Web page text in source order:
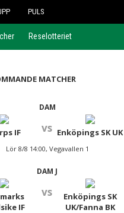
PULS
Reselotteriet
MATCHER
DAM
IF vs Enköpings SK UK
Lör 8/8 14:00, Vegavallen 1
DAM J
IF
vs
Enköpings SK
UK/Fanna BK